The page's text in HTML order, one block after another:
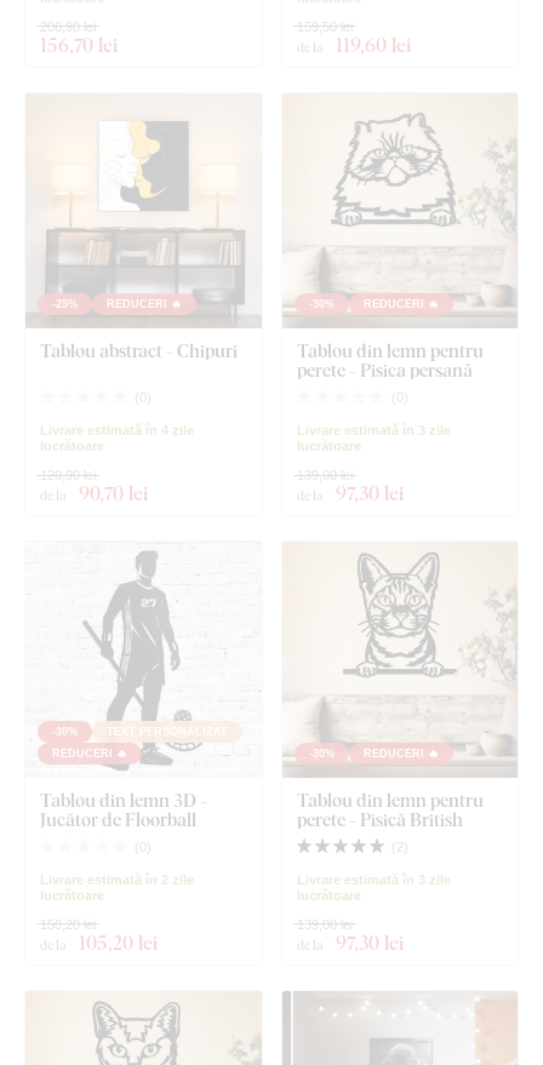
156,70 lei
208,90 lei
de la 119,60 lei
159,50 lei
-25% REDUCERI 🔥
Tablou abstract - Chipuri
( 0)
Livrare estimată în 4 zile
lucrătoare
de la 90,70 lei
120,90 lei
-30% REDUCERI 🔥
Tablou din lemn pentru
perete - Pisica persană
( 0)
Livrare estimată în 3 zile
lucrătoare
de la 97,30 lei
139,00 lei
-30%
TEXT PERSONALIZAT
REDUCERI 🔥
Tablou din lemn 3D -
Jucător de Floorball
( 0)
Livrare estimată în 2 zile
lucrătoare
de la 105,20 lei
150,20 lei
-30% REDUCERI 🔥
Tablou din lemn pentru
perete - Pisică British
( 2)
Livrare estimată în 3 zile
lucrătoare
de la 97,30 lei
139,00 lei